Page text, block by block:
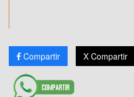
Compartir X Compartir